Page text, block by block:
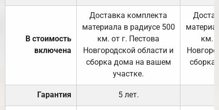
В стоимость
включена
Доставка комплекта
материала в радиусе 500
км. от г. Пестова
Новгородской области и
сборка дома на вашем
участке.
км.
Гарантия 5 лет.